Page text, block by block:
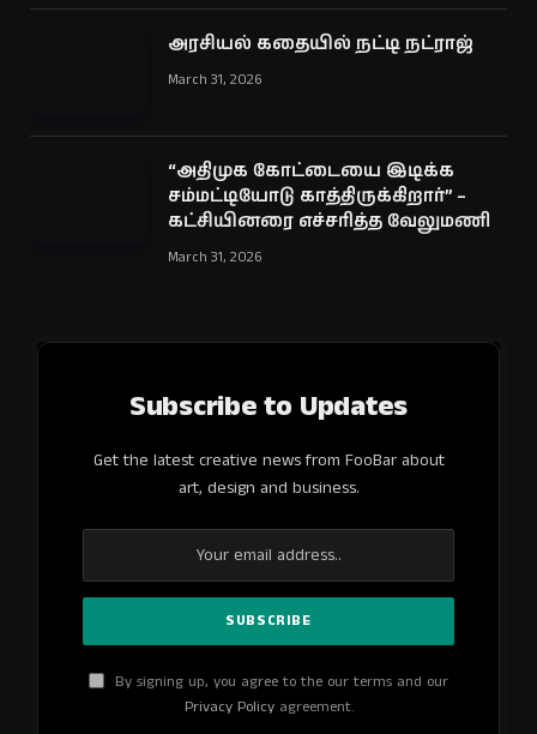
அரசியல் கதையில் நட்டி நட்ராஜ்
March 31, 2026
“அதிமுக கோட்டையை இடிக்க
சம்மட்டியோடு காத்திருக்கிறார்” –
கட்சியினரை எச்சரித்த வேலுமணி
March 31, 2026
Subscribe to Updates
Get the latest creative news from FooBar about
art, design and business.
By signing up, you agree to the our terms and our
Privacy Policyagreement.